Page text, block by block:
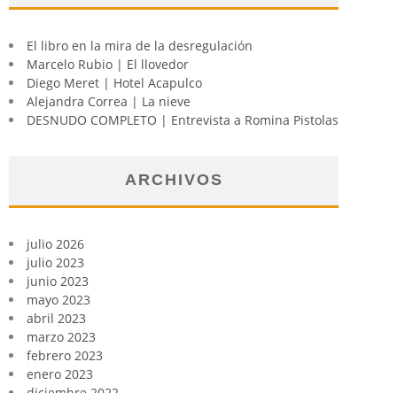
El libro en la mira de la desregulación
Marcelo Rubio | El llovedor
Diego Meret | Hotel Acapulco
Alejandra Correa | La nieve
DESNUDO COMPLETO | Entrevista a Romina Pistolas
ARCHIVOS
julio 2026
julio 2023
junio 2023
mayo 2023
abril 2023
marzo 2023
febrero 2023
enero 2023